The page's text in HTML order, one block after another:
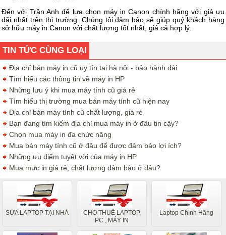
Đến với Trần Anh để lựa chọn máy in Canon chính hãng với giá ưu
đãi nhất trên thị trường. Chúng tôi đảm bảo sẽ giúp quý khách hàng
sở hữu máy in Canon với chất lượng tốt nhất, giá cả hợp lý.
TIN TỨC CÙNG LOẠI
Địa chỉ bán máy in cũ uy tín tại hà nội - bảo hành dài
Tìm hiểu các thông tin về máy in HP
Những lưu ý khi mua máy tính cũ giá rẻ
Tìm hiểu thị trường mua bán máy tính cũ hiện nay
Địa chỉ bán máy tính cũ chất lượng, giá rẻ
Bạn đang tìm kiếm địa chỉ mua máy in ở đâu tin cậy?
Chọn mua máy in đa chức năng
Mua bán máy tính cũ ở đâu để được đảm bảo lợi ích?
Những ưu điểm tuyệt vời của máy in HP
Mua mực in giá rẻ, chất lượng đảm bảo ở đâu?
SỬA LAPTOP TẠI NHÀ
CHO THUÊ LAPTOP,
PC , MÁY IN
Laptop Chính Hãng